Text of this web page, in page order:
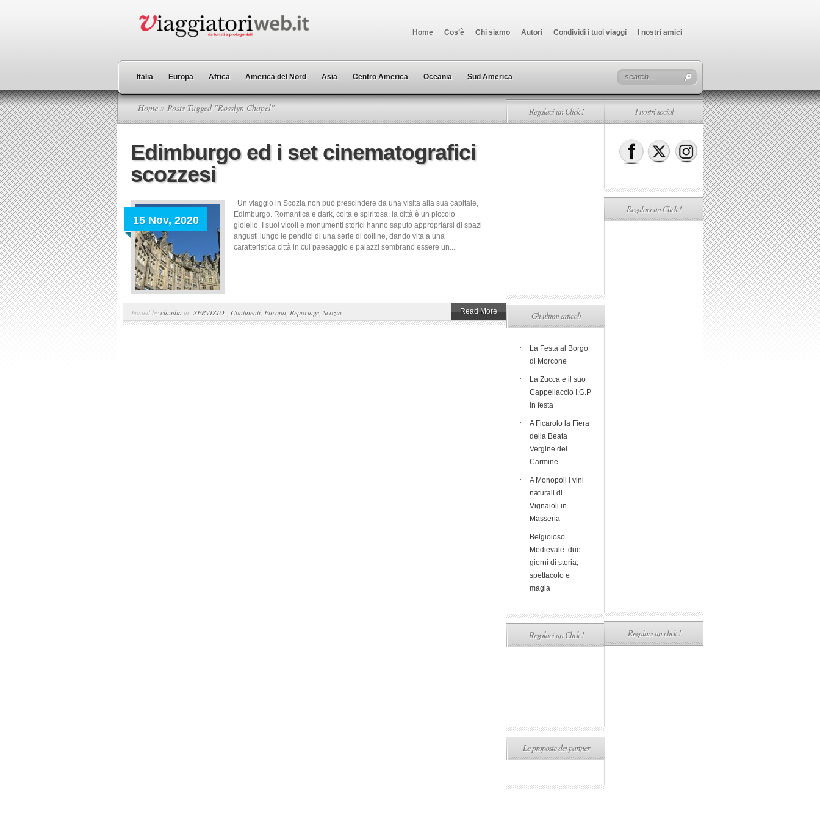
Home Cos’è Chi siamo Autori Condividi i tuoi viaggi I nostri amici
Italia Europa Africa America del Nord Asia Centro America Oceania Sud America
Home » Posts Tagged "Rosslyn Chapel"
Edimburgo ed i set cinematografici
scozzesi
15 Nov, 2020
Un viaggio in Scozia non può prescindere da una visita alla sua capitale,
Edimburgo. Romantica e dark, colta e spiritosa, la città è un piccolo
gioiello. I suoi vicoli e monumenti storici hanno saputo appropriarsi di spazi
angusti lungo le pendici di una serie di colline, dando vita a una
caratteristica città in cui paesaggio e palazzi sembrano essere un...
Posted byclaudia in -SERVIZIO- Continenti, Europa Reportage Scozia Read More
Regalaci un Click !
Gli ultimi articoli
La Festa al Borgo
di Morcone
La Zucca e il suo
Cappellaccio I.G.P
in festa
A Ficarolo la Fiera
della Beata
Vergine del
Carmine
A Monopoli i vini
naturali di
Vignaioli in
Masseria
Belgioioso
Medievale: due
giorni di storia,
spettacolo e
magia
Regalaci un Click !
Le proposte dei partner
I nostri social
Regalaci un Click !
Regalaci un click !